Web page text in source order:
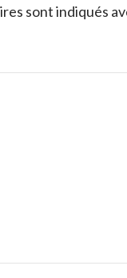
sont indiqués